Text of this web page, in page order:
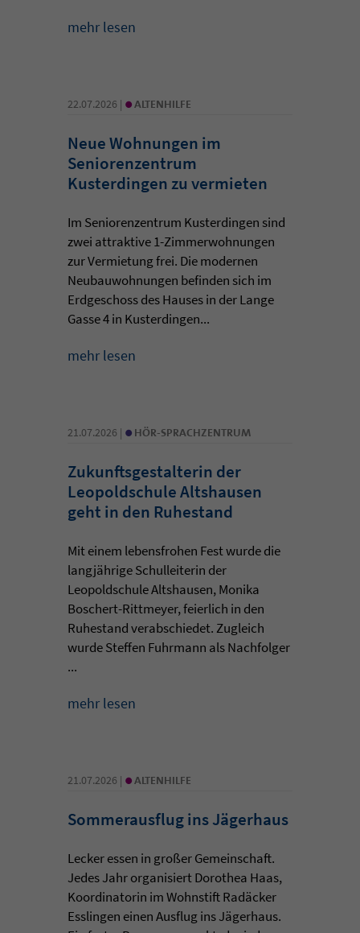
mehr lesen
22.07.2026 | • ALTENHILFE
Neue Wohnungen im
Seniorenzentrum
Kusterdingen zu vermieten
Im Seniorenzentrum Kusterdingen sind
zwei attraktive 1-Zimmerwohnungen
zur Vermietung frei. Die modernen
Neubauwohnungen befinden sich im
Erdgeschoss des Hauses in der Lange
Gasse 4 in Kusterdingen...
mehr lesen
21.07.2026 | • HÖR-SPRACHZENTRUM
Zukunftsgestalterin der
Leopoldschule Altshausen
geht in den Ruhestand
Mit einem lebensfrohen Fest wurde die
langjährige Schulleiterin der
Leopoldschule Altshausen, Monika
Boschert-Rittmeyer, feierlich in den
Ruhestand verabschiedet. Zugleich
wurde Steffen Fuhrmann als Nachfolger
...
mehr lesen
21.07.2026 | • ALTENHILFE
Sommerausflug ins Jägerhaus
Lecker essen in großer Gemeinschaft.
Jedes Jahr organisiert Dorothea Haas,
Koordinatorin im Wohnstift Radäcker
Esslingen einen Ausflug ins Jägerhaus.